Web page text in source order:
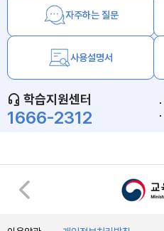
자주하는 질문
사용설명서
학습지원센터
1666-2312